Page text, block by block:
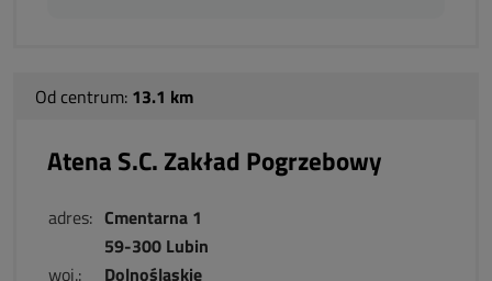
Od centrum: 13.1 km
Atena S.C. Zakład Pogrzebowy
adres: Cmentarna 1
59-300 Lubin
woj.:
Dolnośląskie